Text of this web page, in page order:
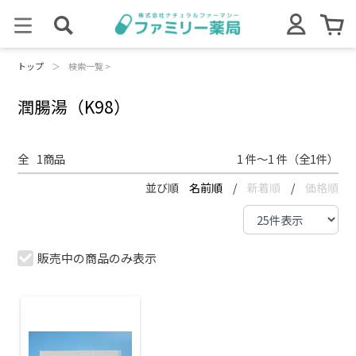
トップ ＞ 検索一覧 >
潤腸湯（K98）
全 1商品 1 件～1 件（全1件）
並び順 名前順 / 新着順 / 価格順
販売中の商品のみ表示